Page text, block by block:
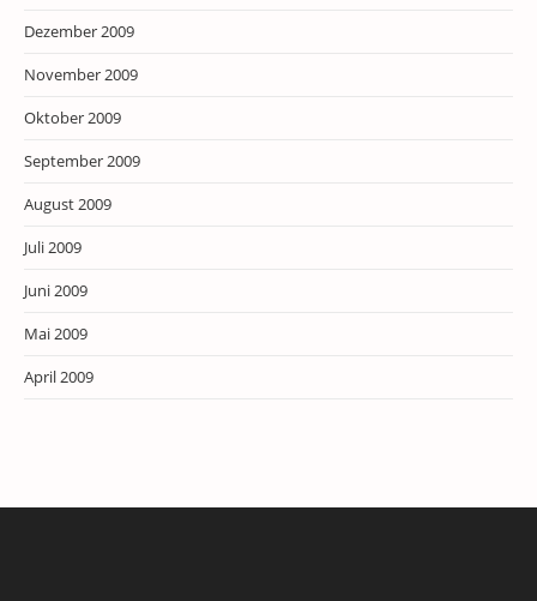
Dezember 2009
November 2009
Oktober 2009
September 2009
August 2009
Juli 2009
Juni 2009
Mai 2009
April 2009